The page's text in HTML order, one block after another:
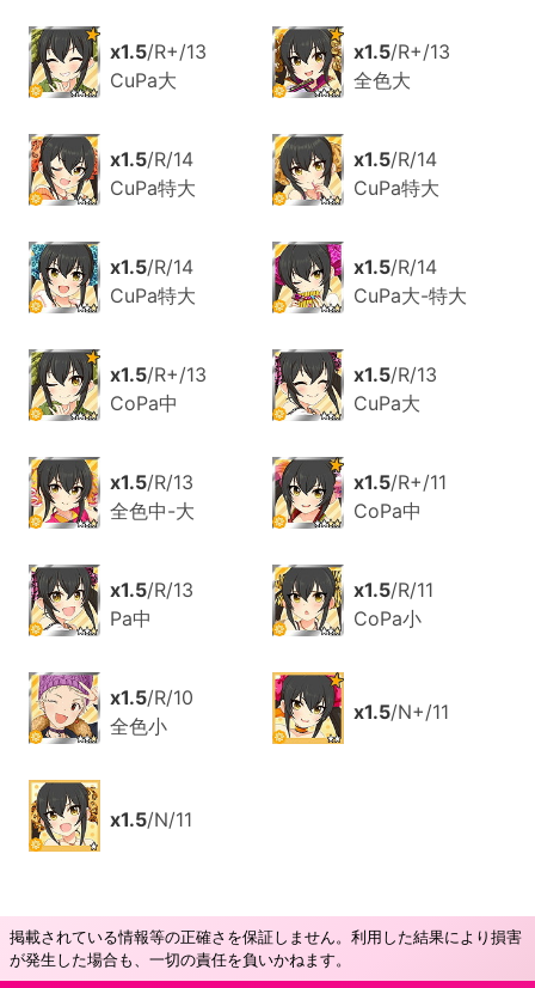
x1.5/R+/13
CuPa大
x1.5/R+/13
全色大
x1.5/R/14
CuPa特大
x1.5/R/14
CuPa特大
x1.5/R/14
CuPa特大
x1.5/R/14
CuPa大-特大
x1.5/R+/13
CoPa中
x1.5/R/13
CuPa大
x1.5/R/13
全色中-大
x1.5/R+/11
CoPa中
x1.5/R/13
Pa中
x1.5/R/11
CoPa小
x1.5/R/10
全色小
x1.5/N+/11
x1.5/N/11
掲載されている情報等の正確さを保証しません。利用した結果により損害
が発生した場合も、一切の責任を負いかねます。